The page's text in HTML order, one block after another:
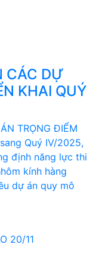
CÁC DỰ
KHAI QUÝ
TRỌNG ĐIỂM
Quý IV/2025,
định năng lực thi
kính hàng
dự án quy mô